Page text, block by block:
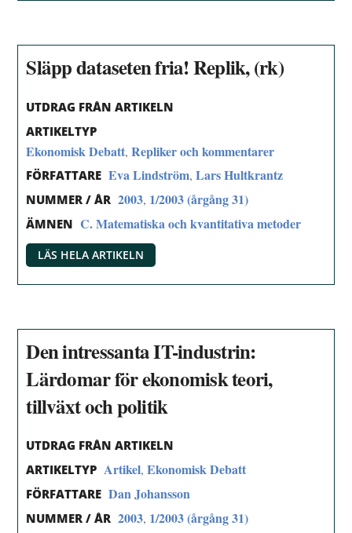
Släpp dataseten fria! Replik, (rk)
UTDRAG FRÅN ARTIKELN
ARTIKELTYP
Ekonomisk Debatt,Repliker och kommentarer
FÖRFATTARE Eva Lindström,Lars Hultkrantz
NUMMER / ÅR 2003, 1/2003 (årgång 31)
ÄMNEN C. Matematiska och kvantitativa metoder
LÄS HELA ARTIKELN
Den intressanta IT-industrin:
Lärdomar för ekonomisk teori,
tillväxt och politik
UTDRAG FRÅN ARTIKELN
ARTIKELTYP Artikel,Ekonomisk Debatt
FÖRFATTARE Dan Johansson
NUMMER / ÅR 2003, 1/2003 (årgång 31)